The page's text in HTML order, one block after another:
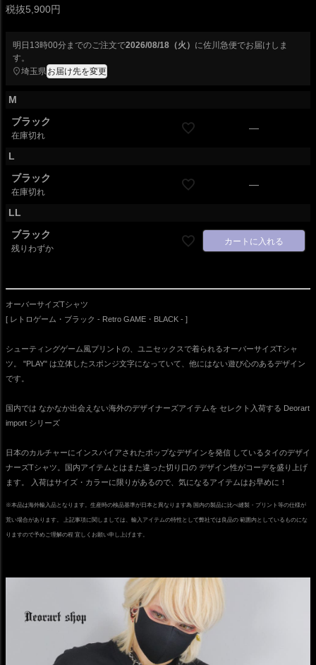
税抜5,900円
明日 13時00分までのご注文で2026/08/18（火） に佐川急便でお届けしま
す。
埼玉県 お届け先を変更
M
ブラック
在庫切れ
—
L
ブラック
在庫切れ
—
LL
ブラック
残りわずか
カートに入れる
オーバーサイズTシャツ
[ レトロゲーム・ブラック - Retro GAME・BLACK - ]
シューティングゲーム風プリントの、ユニセックスで着られるオーバーサイズTシャ
ツ。 "PLAY" は立体したスポンジ文字になっていて、他にはない遊び心のあるデザイン
です。
国内では なかなか出会えない海外のデザイナーズアイテムを セレクト入荷する Deorart
import シリーズ
日本のカルチャーにインスパイアされたポップなデザインを発信 しているタイのデザイ
ナーズTシャツ。国内アイテムとはまた違った切り口の デザイン性がコーデを盛り上げ
ます。 入荷はサイズ・カラーに限りがあるので、気になるアイテムはお早めに！
※本品は海外輸入品となります。生産時の検品基準が日本と異なります為 国内の製品に比べ縫製・プリント等の仕様が
荒い場合があります。 上記事項に関しましては、輸入アイテムの特性として弊社では良品の 範囲内としているものにな
りますので予めご理解の程 宜しくお願い申し上げます。